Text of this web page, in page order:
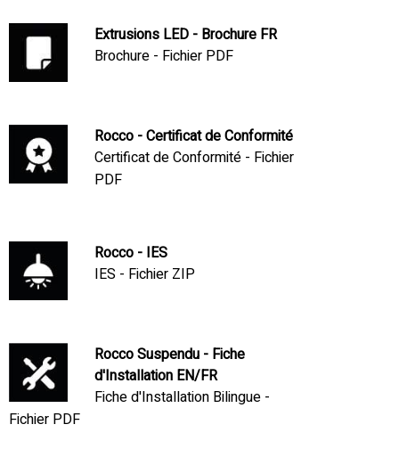
Extrusions LED - Brochure FR
Brochure - Fichier PDF
Rocco - Certificat de Conformité
Certificat de Conformité - Fichier
PDF
Rocco - IES
IES - Fichier ZIP
Rocco Suspendu - Fiche
d'Installation EN/FR
Fiche d'Installation Bilingue -
Fichier PDF